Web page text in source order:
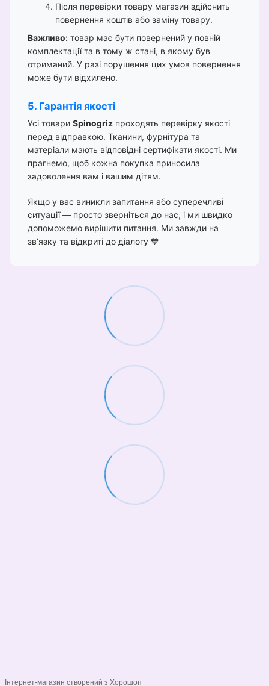
Після перевірки товару магазин здійснить
повернення коштів або заміну товару.
Важливо: товар має бути повернений у повній
комплектації та в тому ж стані, в якому був
отриманий. У разі порушення цих умов повернення
може бути відхилено.
5. Гарантія якості
Усі товари Spinogriz проходять перевірку якості
перед відправкою. Тканини, фурнітура та
матеріали мають відповідні сертифікати якості. Ми
прагнемо, щоб кожна покупка приносила
задоволення вам і вашим дітям.
Якщо у вас виникли запитання або суперечливі
ситуації — просто зверніться до нас, і ми швидко
допоможемо вирішити питання. Ми завжди на
зв’язку та відкриті до діалогу 💙
Інтернет-магазин створений з Хорошоп